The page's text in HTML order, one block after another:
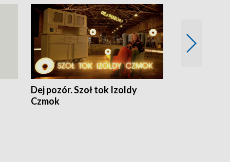
Dej pozór. Szoł tok Izoldy
Czmok